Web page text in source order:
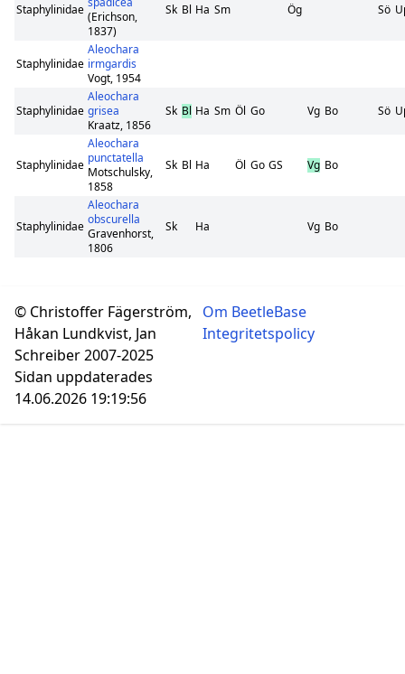
Staphylinidae (Erichson,
1837)
Sk Bl Ha Sm Ög Sö
Staphylinidae
Aleochara
irmgardis
Vogt, 1954
Staphylinidae
Aleochara
grisea
Kraatz, 1856
Sk Bl Ha Sm Öl Go Vg Bo Sö
Staphylinidae
Aleochara
punctatella
Motschulsky,
1858
Sk Bl Ha Öl Go GS Vg Bo
Staphylinidae
Aleochara
obscurella
Gravenhorst,
1806
Sk Ha Vg Bo
© Christoffer Fägerström,
Håkan Lundkvist, Jan
Schreiber 2007-2025
Sidan uppdaterades
14.06.2026 19:19:56
Om BeetleBase
Integritetspolicy